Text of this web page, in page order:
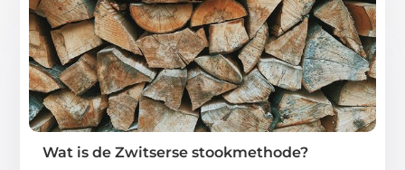
Wat is de Zwitserse stookmethode?